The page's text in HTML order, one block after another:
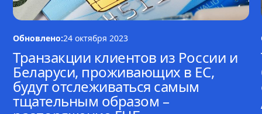
Обновлено:24 октября 2023
Транзакции клиентов из России и
Беларуси, проживающих в ЕС,
будут отслеживаться самым
тщательным образом –